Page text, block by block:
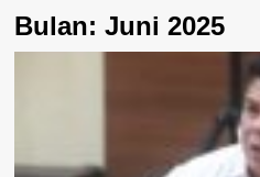
Bulan: Juni 2025